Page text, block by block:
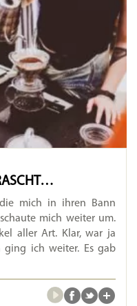
mich in ihren Bann
mich weiter um.
aller Art. Klar, war ja
ging ich weiter. Es gab